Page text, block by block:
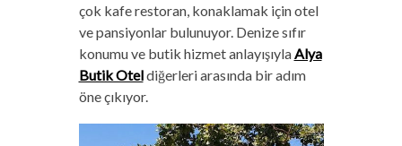
çok kafe restoran, konaklamak için otel
ve pansiyonlar bulunuyor. Denize sıfır
konumu ve butik hizmet anlayışıylaAlya
Butik Oteldiğerleri arasında bir adım
öne çıkıyor.